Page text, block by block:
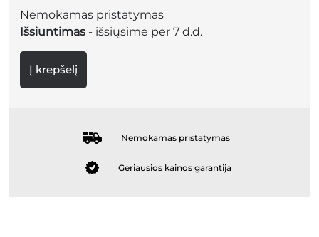
Nemokamas pristatymas
Išsiuntimas - išsiųsime per 7 d.d.
Į krepšelį
Nemokamas pristatymas
Geriausios kainos garantija